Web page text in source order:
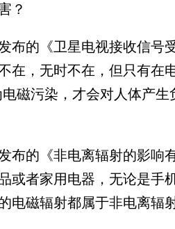
？
的《卫星电视接收信号
在，无时不在，但只有在
磁污染，才会对人体产
的《非电离辐射的影响
或者家用电器，无论是手
电磁辐射都属于非电离辐射